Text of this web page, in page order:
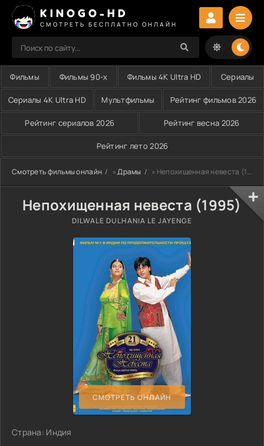
KINOGO-HD
СМОТРЕТЬ БЕСПЛАТНО ОНЛАЙН
Фильмы Фильмы 90-х Фильмы 4K Ultra HD Сериалы
Сериалы 4K Ultra HD Мультфильмы Рейтинг фильмов 2026
Рейтинг сериалов 2026 Рейтинг весна 2026
Рейтинг лето 2026
Смотреть фильмы онлайн »Драмы » Непохищенная невеста (1995)
Непохищенная невеста (1995)
DILWALE DULHANIA LE JAYENGE
СМОТРЕТЬ ОНЛАЙН
Страна: Индия